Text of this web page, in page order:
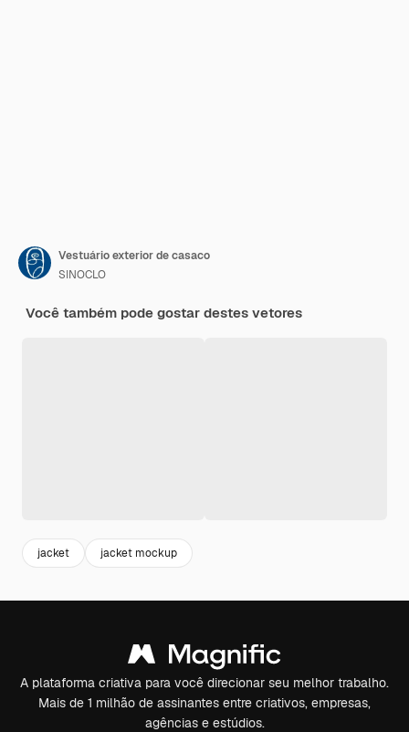
Vestuário exterior de casaco
SINOCLO
Você também pode gostar destes vetores
jacket jacket mockup
A plataforma criativa para você direcionar seu melhor trabalho.
Mais de 1 milhão de assinantes entre criativos, empresas,
agências e estúdios.